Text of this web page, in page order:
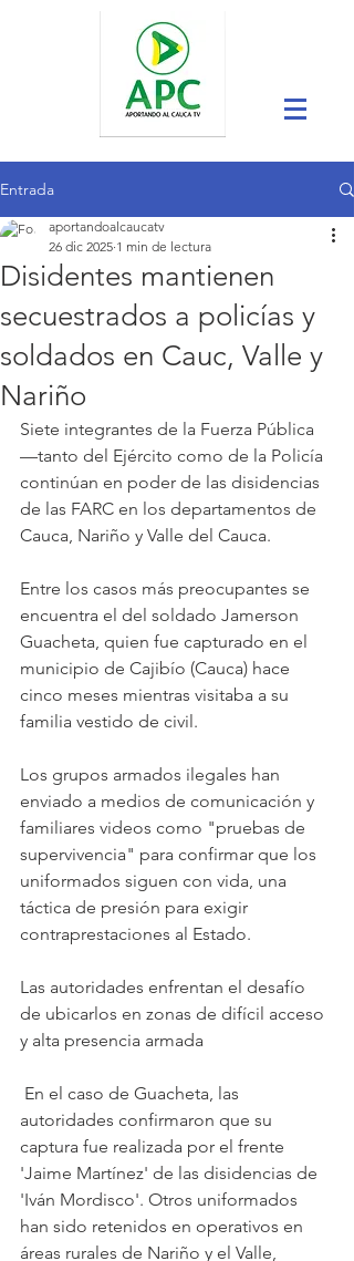
Entrada
Disidentes mantienen
secuestrados a policías y
soldados en Cauc, Valle y
Nariño
aportandoalcaucatv
26 dic 2025 1 min de lectura
Siete integrantes de la Fuerza Pública
—tanto del Ejército como de la Policía
continúan en poder de las disidencias
de las FARC en los departamentos de
Cauca, Nariño y Valle del Cauca.
Entre los casos más preocupantes se
encuentra el del soldado Jamerson
Guacheta, quien fue capturado en el
municipio de Cajibío (Cauca) hace
cinco meses mientras visitaba a su
familia vestido de civil.
Los grupos armados ilegales han
enviado a medios de comunicación y
familiares videos como "pruebas de
supervivencia" para confirmar que los
uniformados siguen con vida, una
táctica de presión para exigir
contraprestaciones al Estado.
Las autoridades enfrentan el desafío
de ubicarlos en zonas de difícil acceso
y alta presencia armada
autoridades confirmaron que su
captura fue realizada por el frente
'Jaime Martínez' de las disidencias de
'Iván Mordisco'. Otros uniformados
han sido retenidos en operativos en
áreas rurales de Nariño y el Valle,